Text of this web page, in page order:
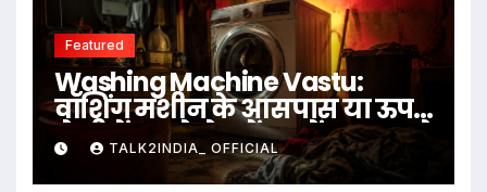
Featured
Washing Machine Vastu:
वॉशिंग मशीन के आसपास या ऊपर
ये चीजें रखने से बचें, जानें क्या कहते
हैं वास्तु नियम
TALK2INDIA_ OFFICIAL